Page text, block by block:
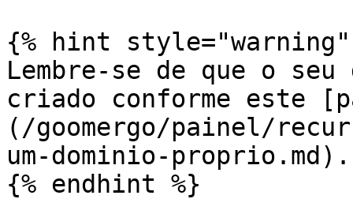
{% hint style="warning"
Lembre-se de que o
criado conforme este
(/goomergo/painel/
um-dominio-proprio.md).
{% endhint %}